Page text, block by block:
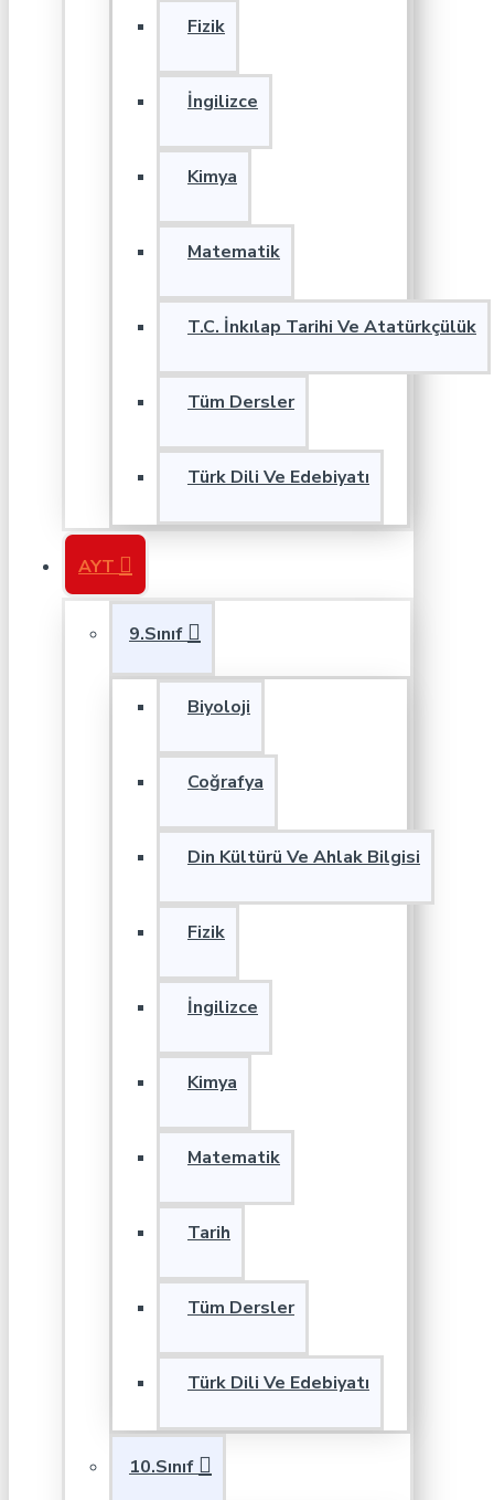
Fizik
İngilizce
Kimya
Matematik
T.C. İnkılap Tarihi Ve Atatürkçülük
Tüm Dersler
Türk Dili Ve Edebiyatı
AYT
9.Sınıf
Biyoloji
Coğrafya
Din Kültürü Ve Ahlak Bilgisi
Fizik
İngilizce
Kimya
Matematik
Tarih
Tüm Dersler
Türk Dili Ve Edebiyatı
10.Sınıf